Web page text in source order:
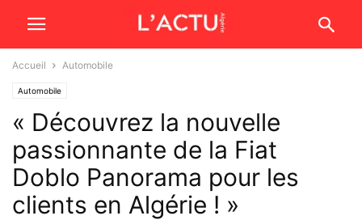
Accueil Automobile
Automobile
« Découvrez la nouvelle
passionnante de la Fiat
Doblo Panorama pour les
clients en Algérie ! »